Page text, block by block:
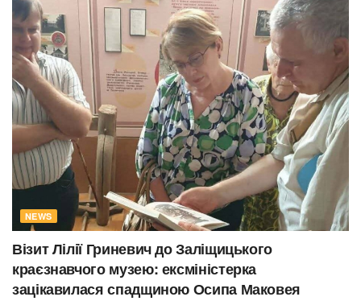
NEWS
Візит Лілії Гриневич до Заліщицького
краєзнавчого музею: ексміністерка
зацікавилася спадщиною Осипа Маковея